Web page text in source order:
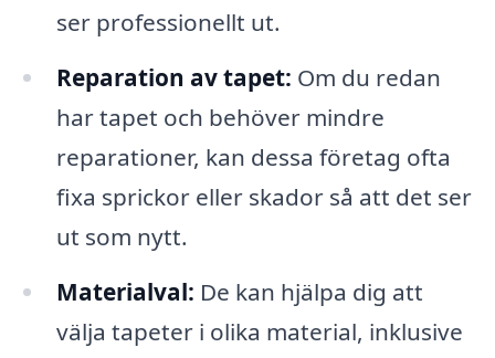
ser professionellt ut.
Reparation av tapet: Om du redan
har tapet och behöver mindre
reparationer, kan dessa företag ofta
fixa sprickor eller skador så att det ser
ut som nytt.
Materialval: De kan hjälpa dig att
välja tapeter i olika material, inklusive